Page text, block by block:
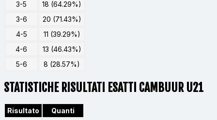
3-5
18 (64.29%)
3-6
20 (71.43%)
4-5
11 (39.29%)
4-6
13 (46.43%)
5-6
8 (28.57%)
STATISTICHE RISULTATI ESATTI CAMBUUR U21
Risultato
Quanti